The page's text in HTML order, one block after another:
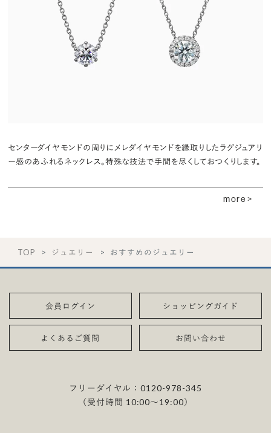
センターダイヤモンドの周りにメレダイヤモンドを縁取りしたラグジュアリ
ー感のあふれるネックレス。特殊な技法で手間を尽くしておつくりします。
more >
TOP ジュエリー おすすめのジュエリー
会員ログイン ショッピングガイド
よくあるご質問 お問い合わせ
フリーダイヤル：0120-978-345
（受付時間 10:00〜19:00）